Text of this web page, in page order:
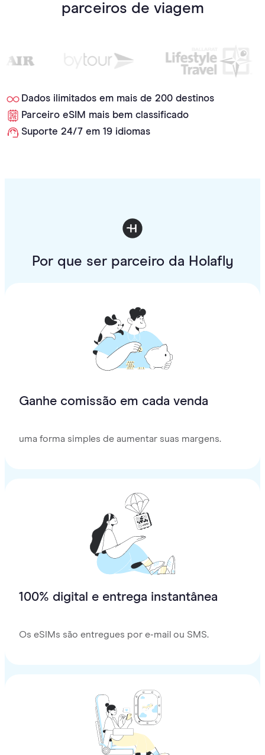
parceiros de viagem
Dados ilimitados em mais de 200 destinos
Parceiro eSIM mais bem classificado
Suporte 24/7 em 19 idiomas
Por que ser parceiro da Holafly
Ganhe comissão em cada venda
uma forma simples de aumentar suas margens.
100% digital e entrega instantânea
Os eSIMs são entregues por e-mail ou SMS.